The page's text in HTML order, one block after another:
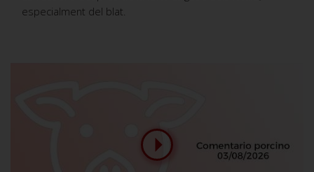
especialment del blat.